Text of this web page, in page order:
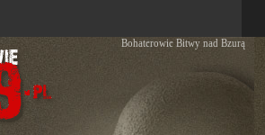
Bohaterowie Bitwy nad Bzurą